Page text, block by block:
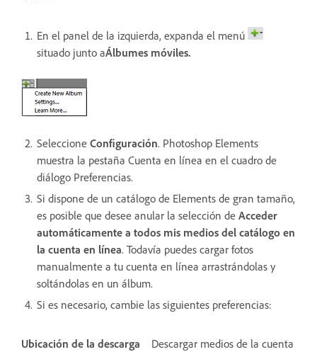
En el panel de la izquierda, expanda el menú
situado junto aÁlbumes móviles.
Seleccione Configuración. Photoshop Elements
muestra la pestaña Cuenta en línea en el cuadro de
diálogo Preferencias.
Si dispone de un catálogo de Elements de gran tamaño,
es posible que desee anular la selección de Acceder
automáticamente a todos mis medios del catálogo en
la cuenta en línea. Todavía puedes cargar fotos
manualmente a tu cuenta en línea arrastrándolas y
soltándolas en un álbum.
Si es necesario, cambie las siguientes preferencias:
Ubicación de la descarga
Descargar medios de la cuenta